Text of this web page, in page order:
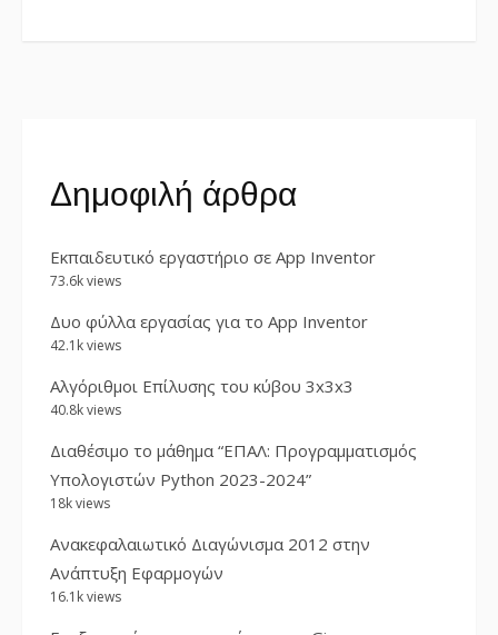
Δημοφιλή άρθρα
Εκπαιδευτικό εργαστήριο σε App Inventor
73.6k views
Δυο φύλλα εργασίας για το App Inventor
42.1k views
Αλγόριθμοι Επίλυσης του κύβου 3x3x3
40.8k views
Διαθέσιμο το μάθημα “ΕΠΑΛ: Προγραμματισμός
Υπολογιστών Python 2023-2024”
18k views
Ανακεφαλαιωτικό Διαγώνισμα 2012 στην
Ανάπτυξη Εφαρμογών
16.1k views